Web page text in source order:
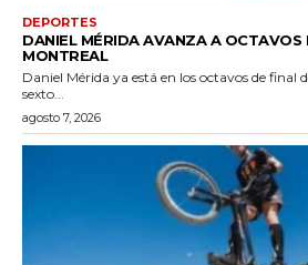
DEPORTES
DANIEL MÉRIDA AVANZA A OCTAVOS
MONTREAL
Daniel Mérida ya está en los octavos de final
sexto...
agosto 7, 2026